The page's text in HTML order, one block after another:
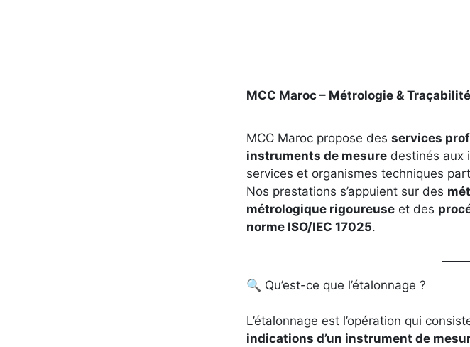
MCC Maroc – Métrologie & Traçabilité
MCC Maroc propose des services
instruments de mesuredestinés aux
services et organismes techniques
Nos prestations s’appuient sur des
métrologique rigoureuseet des
norme ISO/IEC 17025.
🔍 Qu’est-ce que l’étalonnage ?
L’étalonnage est l’opération qui
indications d’un instrument de